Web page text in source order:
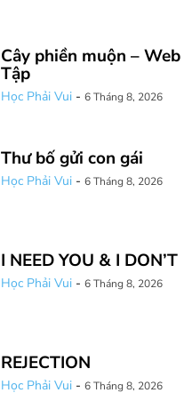
Cây phiền muộn –
Tập
Học Phải Vui - 6 Tháng 8, 2026
Thư bố gửi con gái
Học Phải Vui - 6 Tháng 8, 2026
I NEED YOU & I DON’T
Học Phải Vui - 6 Tháng 8, 2026
REJECTION
Học Phải Vui - 6 Tháng 8, 2026